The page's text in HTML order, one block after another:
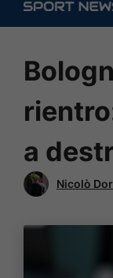
contenuto
a
Nicolò